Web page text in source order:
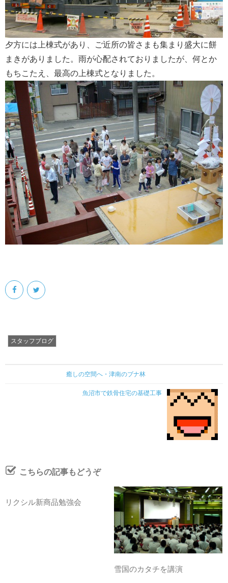
夕方には上棟式があり、ご近所の皆さまも集まり盛大に餅
まきがありました。雨が心配されておりましたが、何とか
もちこたえ、最高の上棟式となりました。
スタッフブログ
癒しの空間へ・津南のブナ林
魚沼市で鉄骨住宅の基礎工事
こちらの記事もどうぞ
リクシル新商品勉強会
雪国のカタチを講演